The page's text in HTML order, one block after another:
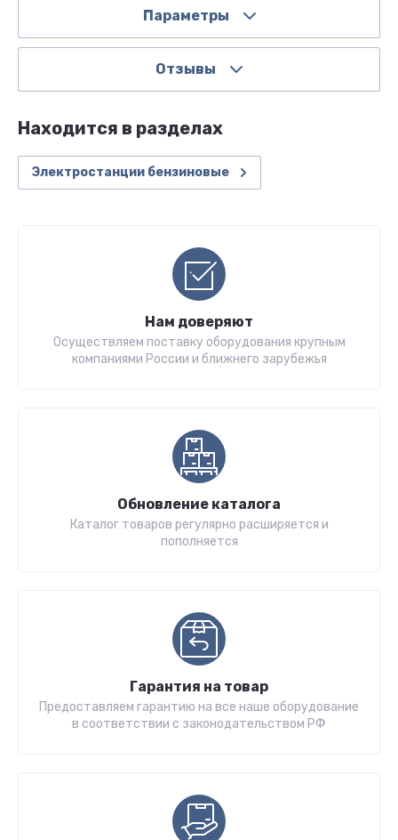
Параметры
Отзывы
Находится в разделах
Электростанции бензиновые
Нам доверяют
Осуществляем поставку оборудования крупным
компаниями России и ближнего зарубежья
Обновление каталога
Каталог товаров регулярно расширяется и
пополняется
Гарантия на товар
Предоставляем гарантию на все наше оборудование
в соответствии с законодательством РФ